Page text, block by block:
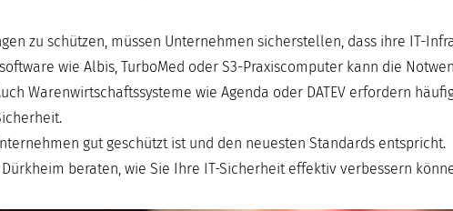
zu schützen, müssen Unternehmen sicherstellen, dass ihre IT-
wie Albis, TurboMed oder S3-Praxiscomputer kann die
Warenwirtschaftssysteme wie Agenda oder DATEV erfordern
gut geschützt ist und den neuesten Standards entspricht.
beraten, wie Sie Ihre IT-Sicherheit effektiv verbessern